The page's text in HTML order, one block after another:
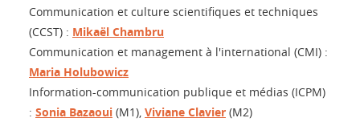
Communication et culture scientifiques et techniques
(CCST) : Mikaël Chambru
Communication et management à l'international (CMI) :
Maria Holubowicz
Information-communication publique et médias (ICPM)
: Sonia Bazaoui (M1), Viviane Clavier (M2)